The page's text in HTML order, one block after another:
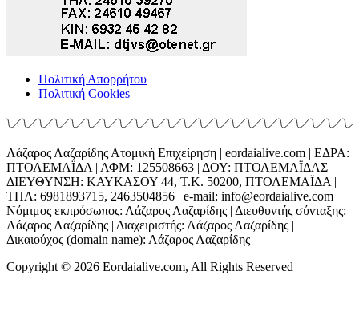
Πολιτική Απορρήτου
Πολιτική Cookies
Λάζαρος Λαζαρίδης Ατομική Επιχείρηση | eordaialive.com | ΕΔΡΑ:
ΠΤΟΛΕΜΑΪΔΑ | ΑΦΜ: 125508663 | ΔΟΥ: ΠΤΟΛΕΜΑΪΔΑΣ
ΔΙΕΥΘΥΝΣΗ: ΚΑΥΚΑΣΟΥ 44, Τ.Κ. 50200, ΠΤΟΛΕΜΑΪΔΑ |
ΤΗΛ: 6981893715, 2463504856 | e-mail: info@eordaialive.com
Νόμιμος εκπρόσωπος: Λάζαρος Λαζαρίδης | Διευθυντής σύνταξης:
Λάζαρος Λαζαρίδης | Διαχειριστής: Λάζαρος Λαζαρίδης |
Δικαιούχος (domain name): Λάζαρος Λαζαρίδης
Copyright © 2026 Eordaialive.com, All Rights Reserved